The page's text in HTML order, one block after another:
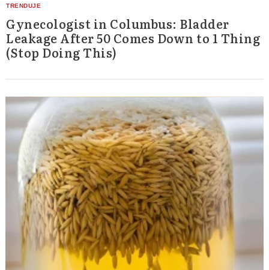
Gynecologist in Columbus: Bladder
Leakage After 50 Comes Down to 1 Thing
(Stop Doing This)